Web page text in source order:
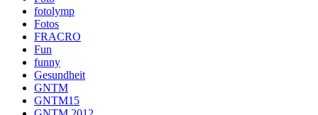
fotolymp
Fotos
FRACRO
Fun
funny
Gesundheit
GNTM
GNTM15